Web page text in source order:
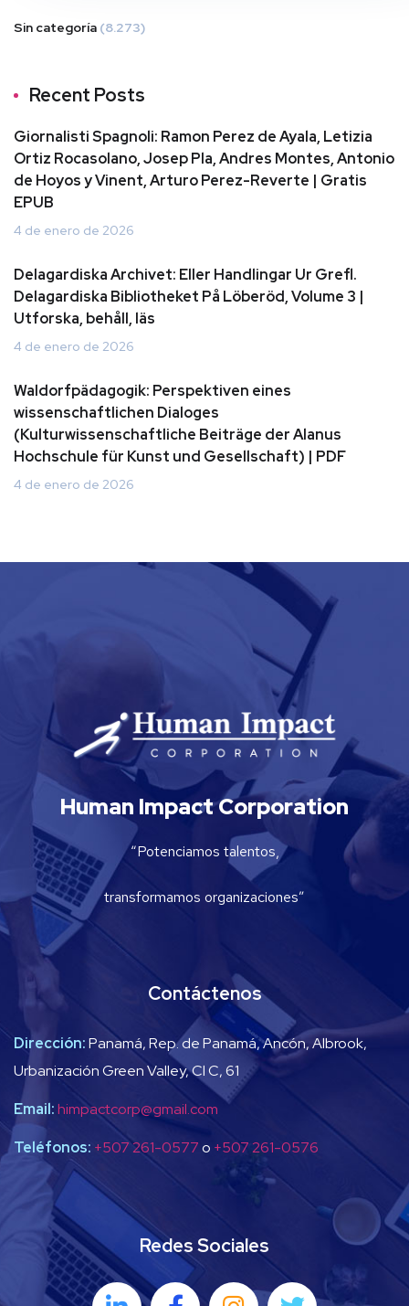
Sin categoría (8.273)
Recent Posts
Giornalisti Spagnoli: Ramon Perez de Ayala, Letizia
Ortiz Rocasolano, Josep Pla, Andres Montes, Antonio
de Hoyos y Vinent, Arturo Perez-Reverte | Gratis
EPUB
4 de enero de 2026
Delagardiska Archivet: Eller Handlingar Ur Grefl.
Delagardiska Bibliotheket På Löberöd, Volume 3 |
Utforska, behåll, läs
4 de enero de 2026
Waldorfpädagogik: Perspektiven eines
wissenschaftlichen Dialoges
(Kulturwissenschaftliche Beiträge der Alanus
Hochschule für Kunst und Gesellschaft) | PDF
4 de enero de 2026
Human Impact Corporation
“Potenciamos talentos,
transformamos organizaciones”
Contáctenos
Dirección:Panamá, Rep. de Panamá, Ancón, Albrook,
Urbanización Green Valley, Cl C, 61
Email:himpactcorp@gmail.com
Teléfonos: +507 261-0577o +507 261-0576
Redes Sociales